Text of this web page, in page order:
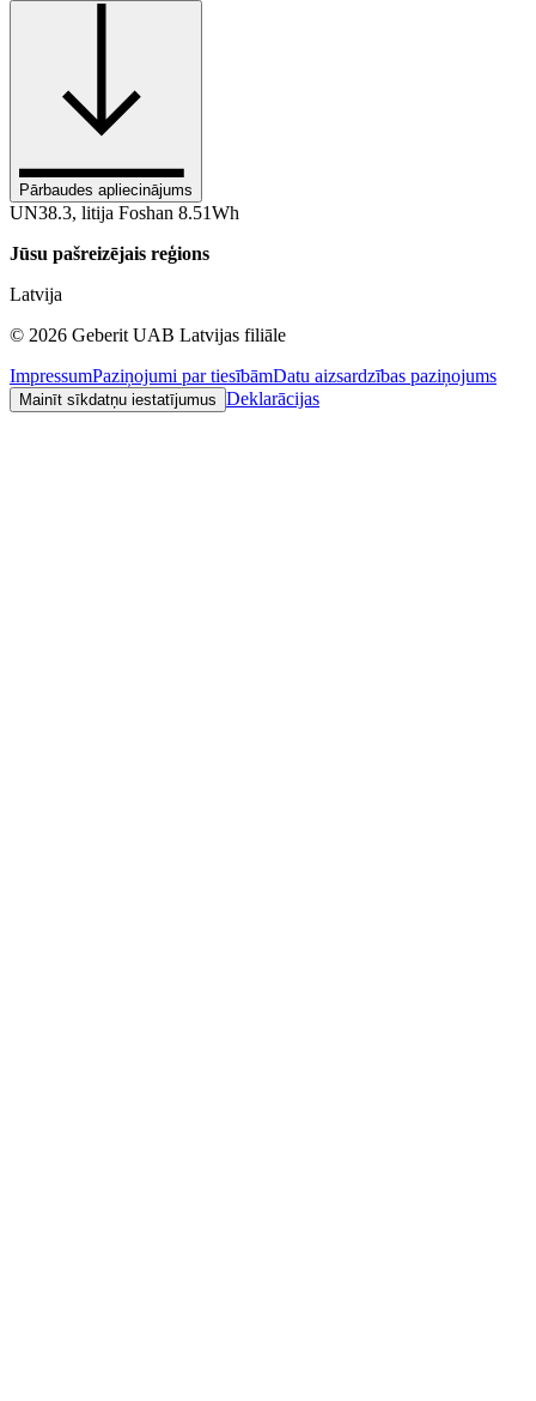
Pārbaudes apliecinājums
UN38.3, litija Foshan 8.51Wh
Jūsu pašreizējais reģions
Latvija
© 2026 Geberit UAB Latvijas filiāle
ImpressumPaziņojumi par tiesībāmDatu aizsardzības paziņojums
Mainīt sīkdatņu iestatījumus Deklarācijas